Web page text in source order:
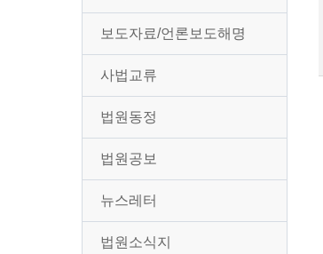
보도자료/언론보도해명
사법교류
법원동정
법원공보
뉴스레터
법원소식지